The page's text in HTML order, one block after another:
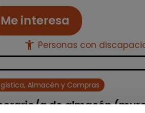
Me interesa
accessibility_new Personas con
Almacén y Compras
a de almacén